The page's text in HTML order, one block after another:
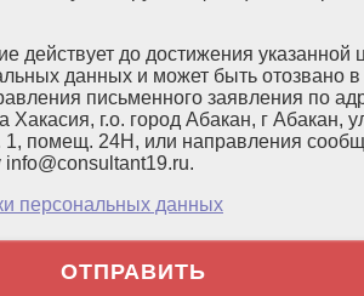
действует до достижения указанной
данных и может быть отозвано
письменного заявления по
Хакасия, г.о. город Абакан, г Абакан,
1, помещ. 24Н, или направления
info@consultant19.ru.
персональных данных